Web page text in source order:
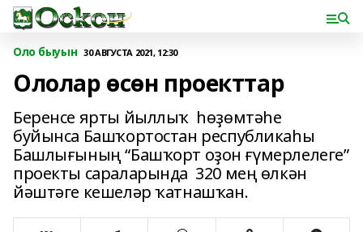
Оло быуын 30 АВГУСТА 2021, 12:30
Ололар өсөн проекттар
Беренсе ярты йыллыҡ һөҙөмтәһе
буйынса Башҡортостан республикаһы
Башлығының “Башҡорт оҙон ғүмерлелеге”
проекты сараларында 320 мең өлкән
йәштәге кешеләр ҡатнашҡан.